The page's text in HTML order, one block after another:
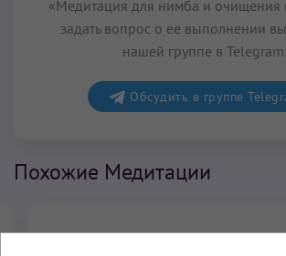
«Медитация для нимба и очищения
задать вопрос о ее выполнении
нашей группе в Telegram:
Обсудить в группе
Похожие Медитации